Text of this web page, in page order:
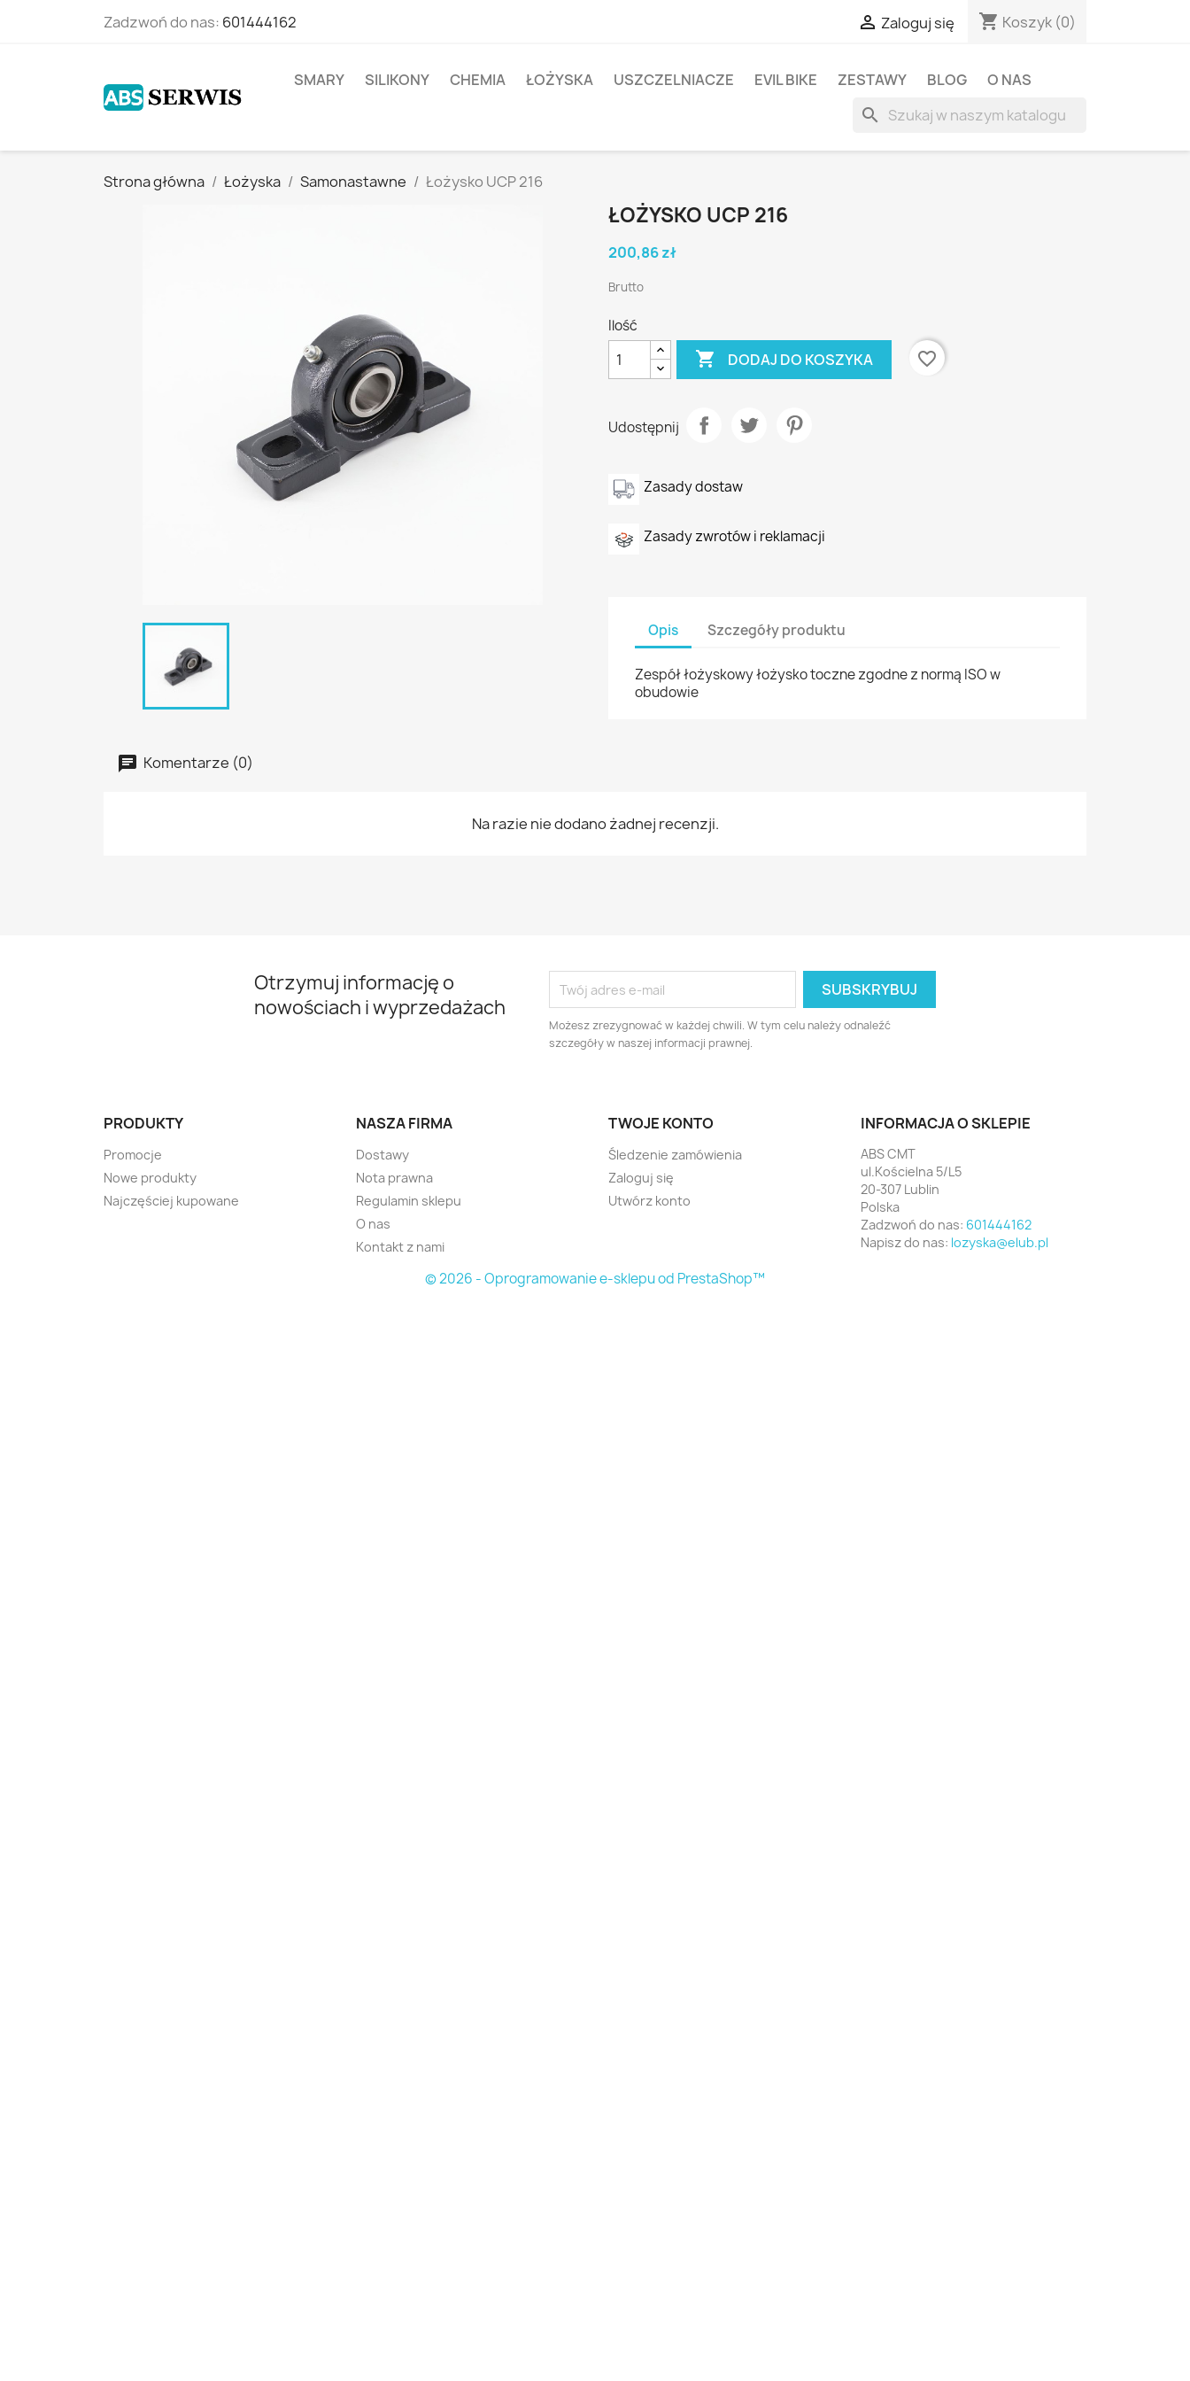
Zadzwoń do nas: 601444162  Zaloguj się shopping_cart Koszyk (0)
SMARY SILIKONY CHEMIA ŁOŻYSKA USZCZELNIACZE EVIL BIKE ZESTAWY BLOG O NAS
search
Strona główna Łożyska Samonastawne Łożysko UCP 216
ŁOŻYSKO UCP 216
200,86 zł
Brutto
Ilość
 DODAJ DO KOSZYKA favorite_border
Udostępnij
Zasady dostaw
Zasady zwrotów i reklamacji
Opis Szczegóły produktu
Zespół łożyskowy łożysko toczne zgodne z normą ISO w
obudowie
Komentarze (0)
Na razie nie dodano żadnej recenzji.
Otrzymuj informację o
nowościach i wyprzedażach
Możesz zrezygnować w każdej chwili. W tym celu należy odnaleźć
szczegóły w naszej informacji prawnej.
PRODUKTY
Promocje
Nowe produkty
Najczęściej kupowane
NASZA FIRMA
Dostawy
Nota prawna
Regulamin sklepu
O nas
Kontakt z nami
TWOJE KONTO
Śledzenie zamówienia
Zaloguj się
Utwórz konto
INFORMACJA O SKLEPIE
ABS CMT
ul.Kościelna 5/L5
20-307 Lublin
Polska
Zadzwoń do nas: 601444162
Napisz do nas: lozyska@elub.pl
© 2026 - Oprogramowanie e-sklepu od PrestaShop™